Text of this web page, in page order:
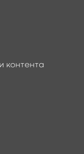
контента